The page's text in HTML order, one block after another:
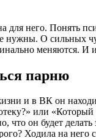
для него. Понять
нужны. О сильных
парню
и в ВК он
или
что он будет
Ходила на него